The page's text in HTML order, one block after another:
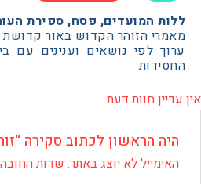
המועדים, פסח, ספירת העומר
הזוהר הקדוש באור קדושת
לפי נושאים וענינים עם ביאורים
חוות דעת.
הראשון לכתוב סקירה “זוהר
לא יוצג באתר.שדות החובה